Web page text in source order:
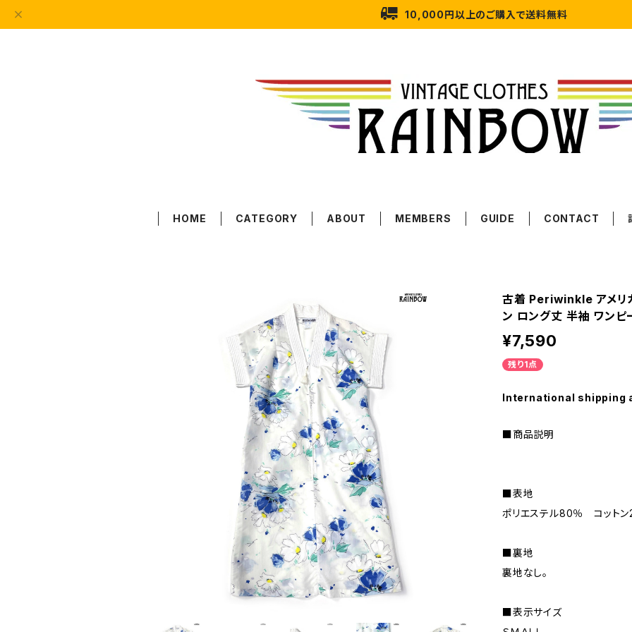
10,000円以上のご購入で送料無料
HOME CATEGORY ABOUT MEMBERS GUIDE CONTACT
古着 Periwinkle アメリ
ン ロング丈 半袖 ワン
¥7,590
残り1点
International shipping
■商品説明
■表地
ポリエステル80％ コット
■裏地
裏地なし。
■表示サイズ